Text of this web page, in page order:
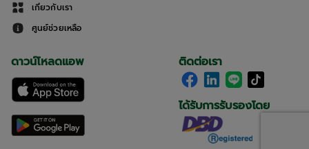
เกี่ยวกับเรา
ศูนย์ช่วยเหลือ
ติดต่อเรา
ได้รับการรับรองโดย
ดาวน์โหลดแอพ